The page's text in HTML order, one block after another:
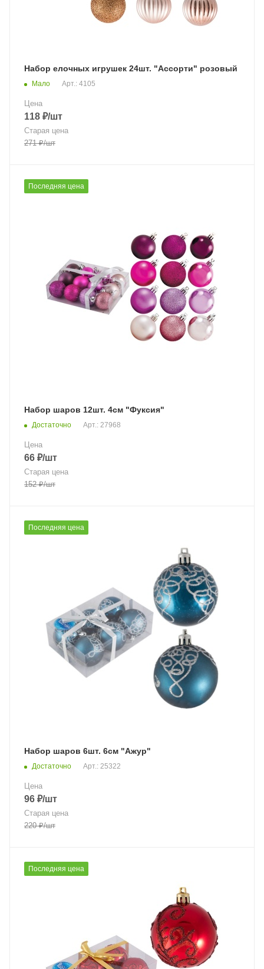
Набор елочных игрушек 24шт. "Ассорти" розовый
Мало Арт.: 4105
Цена
118 ₽/шт
Старая цена
271₽/шт
Последняя цена
Набор шаров 12шт. 4см "Фуксия"
Достаточно Арт.: 27968
Цена
66 ₽/шт
Старая цена
152₽/шт
Последняя цена
Набор шаров 6шт. 6см "Ажур"
Достаточно Арт.: 25322
Цена
96 ₽/шт
Старая цена
220₽/шт
Последняя цена